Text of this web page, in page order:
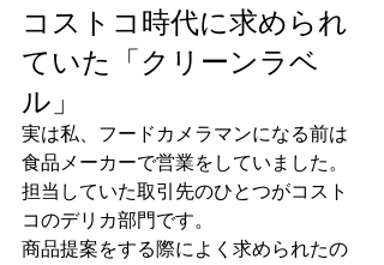
コストコ時代に求められ
ていた「クリーンラベ
ル」
実は私、フードカメラマンになる前は
食品メーカーで営業をしていました。
担当していた取引先のひとつがコスト
コのデリカ部門です。
商品提案をする際によく求められたの